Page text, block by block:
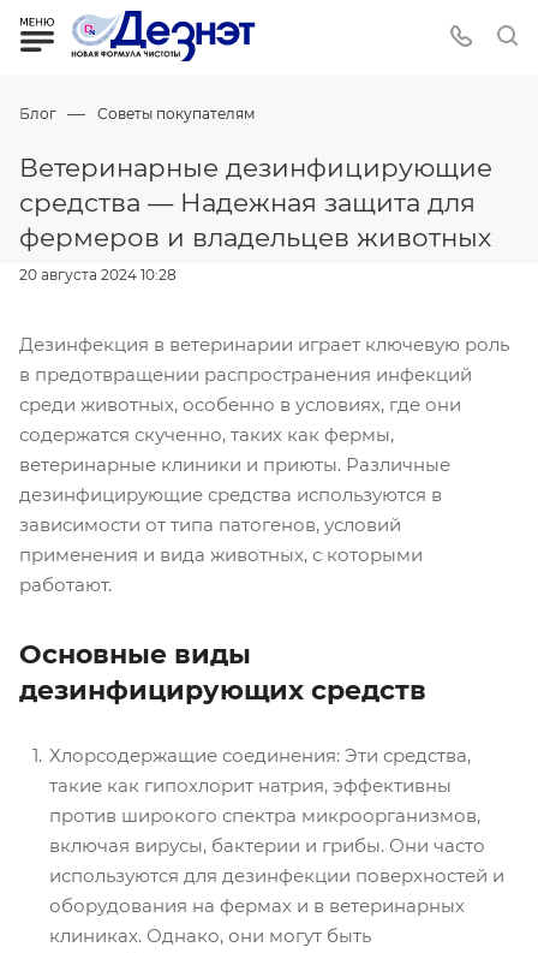
Блог — Советы покупателям
Ветеринарные дезинфицирующие
средства — Надежная защита для
фермеров и владельцев животных
20 августа 2024 10:28
Дезинфекция в ветеринарии играет ключевую роль
в предотвращении распространения инфекций
среди животных, особенно в условиях, где они
содержатся скученно, таких как фермы,
ветеринарные клиники и приюты. Различные
дезинфицирующие средства используются в
зависимости от типа патогенов, условий
применения и вида животных, с которыми
работают.
Основные виды
дезинфицирующих средств
Хлорсодержащие соединения: Эти средства,
такие как гипохлорит натрия, эффективны
против широкого спектра микроорганизмов,
включая вирусы, бактерии и грибы. Они часто
используются для дезинфекции поверхностей и
оборудования на фермах и в ветеринарных
клиниках. Однако, они могут быть